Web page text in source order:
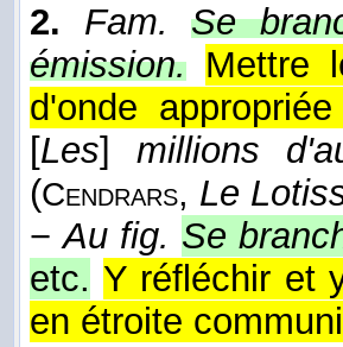
2.
Fam.
Se
émission. Mettre
d'onde
[Les] millions
(Cendrars, Le
−Au fig. Se
etc. Y réfléchir et
en étroite